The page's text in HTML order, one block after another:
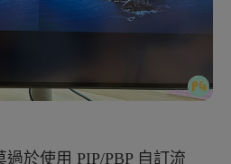
於使用 PIP/PBP 自訂流